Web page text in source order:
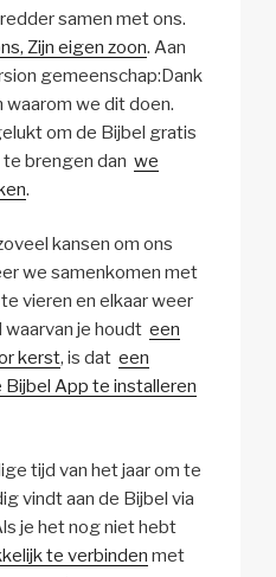
samen met ons.
Zijn eigen zoon. Aan
gemeenschap:Dank
waarom we dit doen.
om de Bijbel gratis
brengen dan we
.
kansen om ons
we samenkomen met
vieren en elkaar weer
waarvan je houdt een
kerst, is dat een
App te installeren
tijd van het jaar om te
vindt aan de Bijbel via
je het nog niet hebt
te verbinden met